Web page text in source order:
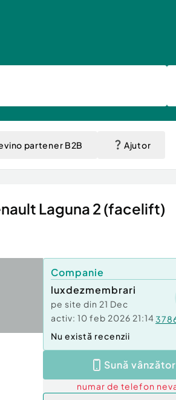
partener B2B Ajutor
Laguna 2 (facelift)
Companie
luxdezmembrari
pe site din 21 Dec
activ: 10 feb 2026 21:14
Nu există recenzii
Sună
numar de telefon